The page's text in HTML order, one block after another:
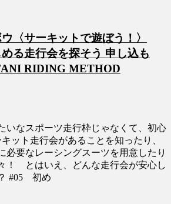
〈サーキットで遊ぼう！〉
める走行会を探そう 申し込も
RIDING METHOD
いなスポーツ走行枠じゃなくて、初心
ット走行会があることを知ったり、
必要なレーシングスーツを用意したり
！ とはいえ、どんな走行会が安心し
#05 初め